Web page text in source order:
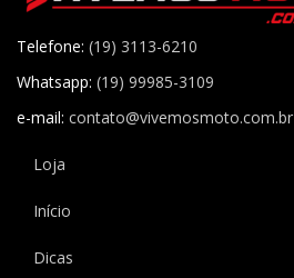
Telefone: (19) 3113-6210
Whatsapp: (19) 99985-3109
e-mail: contato@vivemosmoto.com.br
Loja
Início
Dicas